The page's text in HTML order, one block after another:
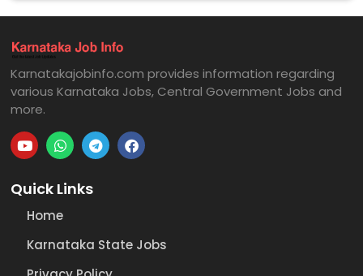
Karnatakajobinfo.com provides information regarding
various Karnataka Jobs, Central Government Jobs and
more.
Quick Links
Home
Karnataka State Jobs